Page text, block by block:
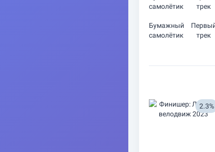
Бумажный
самолётик
трек
2.3%